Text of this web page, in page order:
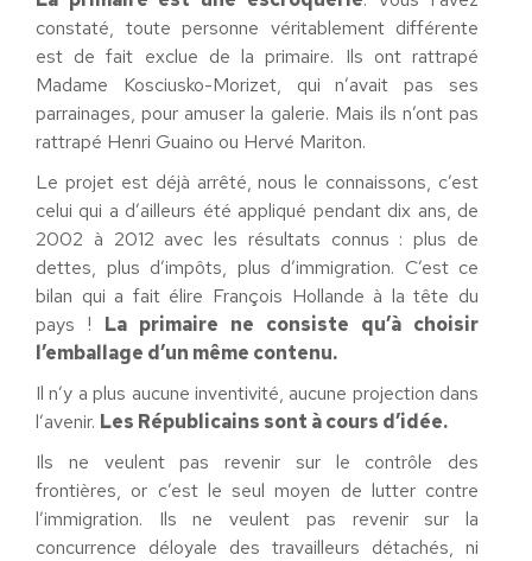
constaté, toute personne véritablement différente
est de fait exclue de la primaire. Ils ont rattrapé
Madame Kosciusko-Morizet, qui n’avait pas ses
parrainages, pour amuser la galerie. Mais ils n’ont pas
rattrapé Henri Guaino ou Hervé Mariton.
Le projet est déjà arrêté, nous le connaissons, c’est
celui qui a d’ailleurs été appliqué pendant dix ans, de
2002 à 2012 avec les résultats connus : plus de
dettes, plus d’impôts, plus d’immigration. C’est ce
bilan qui a fait élire François Hollande à la tête du
pays ! La primaire ne consiste qu’à choisir
l’emballage d’un même contenu.
Il n’y a plus aucune inventivité, aucune projection dans
l’avenir. Les Républicains sont à cours d’idée.
Ils ne veulent pas revenir sur le contrôle des
frontières, or c’est le seul moyen de lutter contre
l’immigration. Ils ne veulent pas revenir sur la
concurrence déloyale des travailleurs détachés, ni